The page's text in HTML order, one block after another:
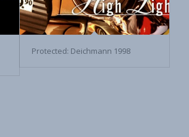
Protected: Deichmann 1998